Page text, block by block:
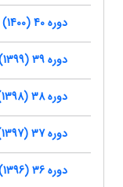
دوره 40 (1400)
دوره 39 (1399)
دوره 38 (1398)
دوره 37 (1397)
دوره 36 (1396)